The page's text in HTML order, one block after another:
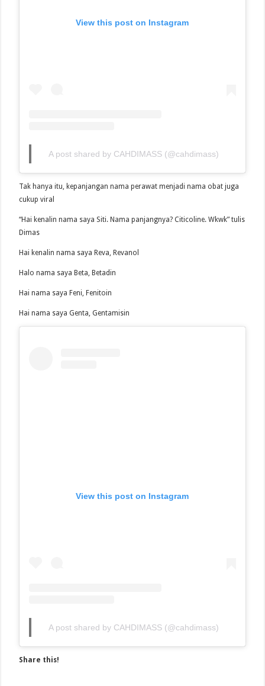
View this post on Instagram
A post shared by CAHDIMASS (@cahdimass)
Tak hanya itu, kepanjangan nama perawat menjadi nama obat juga
cukup viral
“Hai kenalin nama saya Siti. Nama panjangnya? Citicoline. Wkwk” tulis
Dimas
Hai kenalin nama saya Reva, Revanol
Halo nama saya Beta, Betadin
Hai nama saya Feni, Fenitoin
Hai nama saya Genta, Gentamisin
View this post on Instagram
A post shared by CAHDIMASS (@cahdimass)
Share this!